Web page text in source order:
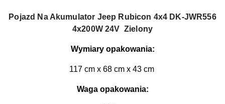
Pojazd Na Akumulator Jeep Rubicon 4x4 DK-JWR556
4x200W 24V Zielony
Wymiary opakowania:
117 cm x 68 cm x 43 cm
Waga opakowania: